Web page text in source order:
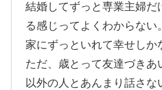
結婚してずっと専業主婦だ
る感じってよくわからない。
家にずっといれて幸せしか
ただ、歳とって友達づき
以外の人とあんまり話さ